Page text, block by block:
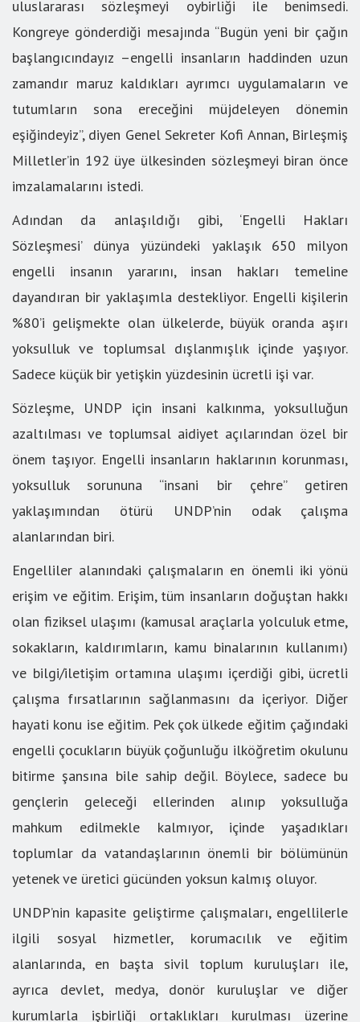
uluslararası sözleşmeyi oybirliği ile benimsedi.
Kongreye gönderdiği mesajında “Bugün yeni bir çağın
başlangıcındayız –engelli insanların haddinden uzun
zamandır maruz kaldıkları ayrımcı uygulamaların ve
tutumların sona ereceğini müjdeleyen dönemin
eşiğindeyiz”, diyen Genel Sekreter Kofi Annan, Birleşmiş
Milletler’in 192 üye ülkesinden sözleşmeyi biran önce
imzalamalarını istedi.
Adından da anlaşıldığı gibi, ‘Engelli Hakları
Sözleşmesi’ dünya yüzündeki yaklaşık 650 milyon
engelli insanın yararını, insan hakları temeline
dayandıran bir yaklaşımla destekliyor. Engelli kişilerin
%80’i gelişmekte olan ülkelerde, büyük oranda aşırı
yoksulluk ve toplumsal dışlanmışlık içinde yaşıyor.
Sadece küçük bir yetişkin yüzdesinin ücretli işi var.
Sözleşme, UNDP için insani kalkınma, yoksulluğun
azaltılması ve toplumsal aidiyet açılarından özel bir
önem taşıyor. Engelli insanların haklarının korunması,
yoksulluk sorununa “insani bir çehre” getiren
yaklaşımından ötürü UNDP’nin odak çalışma
alanlarından biri.
Engelliler alanındaki çalışmaların en önemli iki yönü
erişim ve eğitim. Erişim, tüm insanların doğuştan hakkı
olan fiziksel ulaşımı (kamusal araçlarla yolculuk etme,
sokakların, kaldırımların, kamu binalarının kullanımı)
ve bilgi/iletişim ortamına ulaşımı içerdiği gibi, ücretli
çalışma fırsatlarının sağlanmasını da içeriyor. Diğer
hayati konu ise eğitim. Pek çok ülkede eğitim çağındaki
engelli çocukların büyük çoğunluğu ilköğretim okulunu
bitirme şansına bile sahip değil. Böylece, sadece bu
gençlerin geleceği ellerinden alınıp yoksulluğa
mahkum edilmekle kalmıyor, içinde yaşadıkları
toplumlar da vatandaşlarının önemli bir bölümünün
yetenek ve üretici gücünden yoksun kalmış oluyor.
UNDP’nin kapasite geliştirme çalışmaları, engellilerle
ilgili sosyal hizmetler, korumacılık ve eğitim
alanlarında, en başta sivil toplum kuruluşları ile,
ayrıca devlet, medya, donör kuruluşlar ve diğer
kurumlarla işbirliği ortaklıkları kurulması üzerine